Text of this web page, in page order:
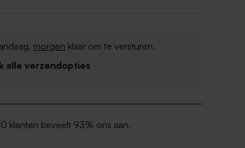
morgen klaar om te versturen.
alle verzendopties
klanten beveelt 93% ons aan.